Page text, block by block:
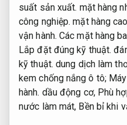
suất sản xuất. mặt hàng
công nghiệp. mặt hàng
vận hành. Các mặt hàng
Lắp đặt đúng kỹ thuật.
kỹ thuật. dung dịch làm
kem chống nắng ô tô;
hành. dầu động cơ, Phù
nước làm mát, Bền bỉ khi